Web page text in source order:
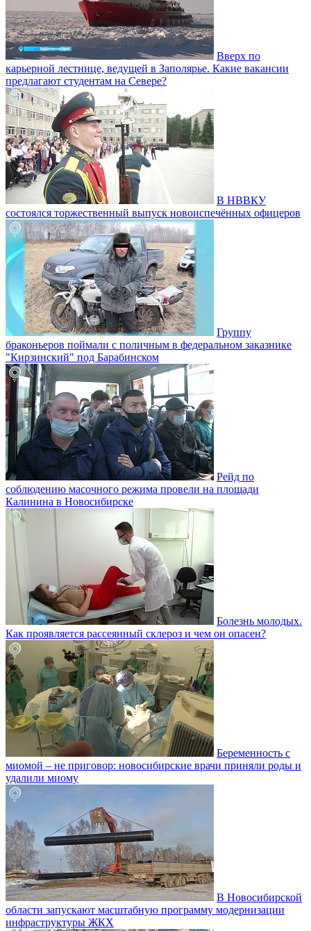
Вверх по
карьерной лестнице, ведущей в Заполярье. Какие вакансии
предлагают студентам на Севере?
В НВВКУ
состоялся торжественный выпуск новоиспечённых офицеров
Группу
браконьеров поймали с поличным в федеральном заказнике
"Кирзинский" под Барабинском
Рейд по
соблюдению масочного режима провели на площади
Калинина в Новосибирске
Болезнь молодых.
Как проявляется рассеянный склероз и чем он опасен?
Беременность с
миомой – не приговор: новосибирские врачи приняли роды и
удалили миому
В Новосибирской
области запускают масштабную программу модернизации
инфраструктуры ЖКХ